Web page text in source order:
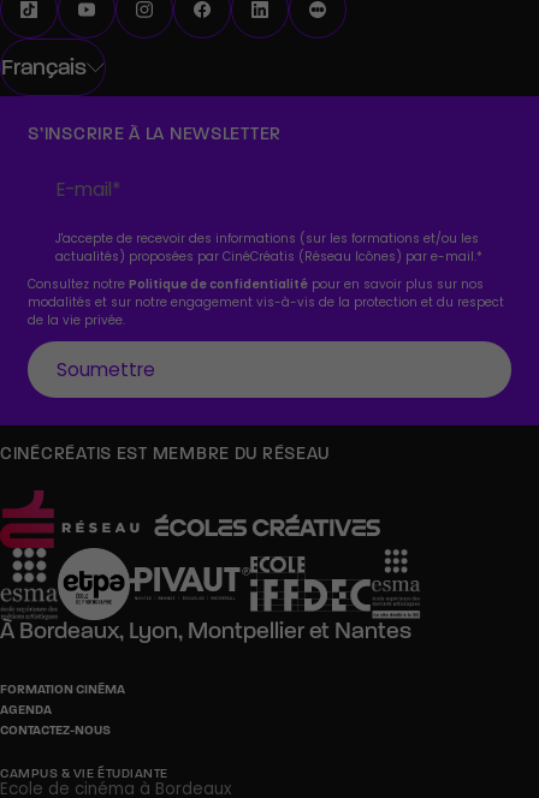
Français
S’INSCRIRE À LA NEWSLETTER
J'accepte de recevoir des informations (sur les formations et/ou les
actualités) proposées par CinéCréatis (Réseau Icônes) par e-mail.*
Consultez notrePolitique de confidentialité pour en savoir plus sur nos
modalités et sur notre engagement vis-à-vis de la protection et du respect
de la vie privée.
CINÉCRÉATIS EST MEMBRE DU RÉSEAU
À Bordeaux, Lyon, Montpellieret Nantes
FORMATION CINÉMA
AGENDA
CONTACTEZ-NOUS
CAMPUS & VIE ÉTUDIANTE
Ecole de cinéma à Bordeaux